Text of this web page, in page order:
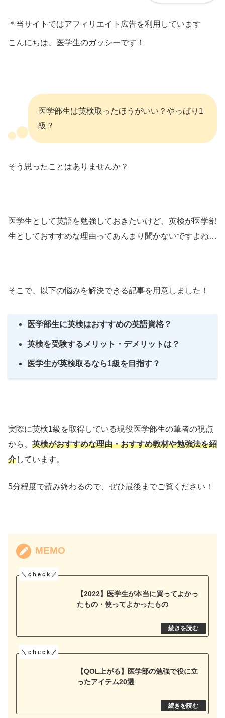
＊当サイトではアフィリエイト広告を利用しています
こんにちは、医学生のガッシーです！
医学部生は英検取ったほうがいい？やっぱり1
級？
そう思ったことはありませんか？
医学生として英語を勉強しておきたいけど、英検が医学部
生としておすすめな理由ってあんまり聞かないですよね…
そこで、以下の悩みを解決できる記事を用意しました！
医学部生に英検はおすすめの英語資格？
英検を受験するメリット・デメリットは？
医学生が英検取るなら1級を目指す？
実際に英検1級を取得している現役医学部生の筆者の視点
から、 英検がおすすめな理由・おすすめ教材や勉強法を紹
介しています。
5分程度で読み終わるので、ぜひ最後までご覧ください！
MEMO
【2022】医学生が本当に買ってよかっ
たもの・使ってよかったもの
【QOL上がる】医学部の勉強で役に立
ったアイテム20選